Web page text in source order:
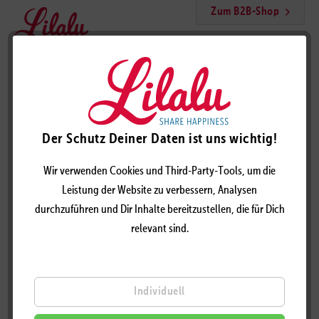
Zum B2B-Shop
Der Schutz Deiner Daten ist uns wichtig!
Wir verwenden Cookies und Third-Party-Tools, um die
Leistung der Website zu verbessern, Analysen
durchzuführen und Dir Inhalte bereitzustellen, die für Dich
relevant sind.
Individuell
Art Game Beta Ente
ART GAME BETA ENTE – DESIGN BY LILALU